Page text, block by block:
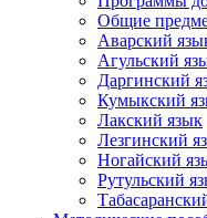
Общие
Аварский
Агульский
Даргинский
Кумыкский
Лакский язык
Лезгинский
Ногайский
Рутульский